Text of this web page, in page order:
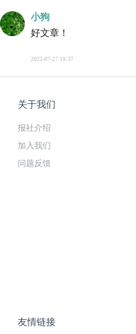
小狗
好文章！
2022-07-27 18:37
关于我们
报社介绍
加入我们
问题反馈
友情链接